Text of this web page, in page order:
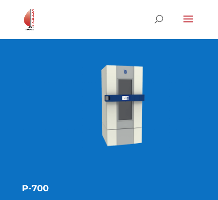
P-700